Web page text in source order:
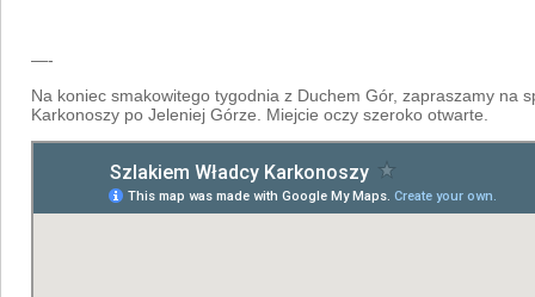
—-
Na koniec smakowitego tygodnia z Duchem Gór, zapraszamy na
Karkonoszy po Jeleniej Górze. Miejcie oczy szeroko otwarte.